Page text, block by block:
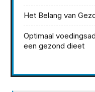
Het Belang van
Optimaal
een gezond dieet